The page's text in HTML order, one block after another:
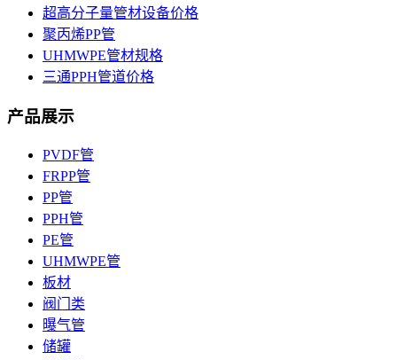
超高分子量管材设备价格
聚丙烯PP管
UHMWPE管材规格
三通PPH管道价格
产品展示
PVDF管
FRPP管
PP管
PPH管
PE管
UHMWPE管
板材
阀门类
曝气管
储罐